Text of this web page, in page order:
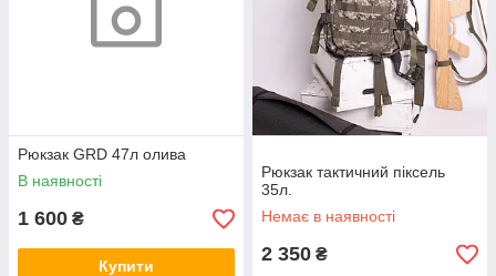
Рюкзак GRD 47л олива
В наявності
1 600 ₴
Купити
Рюкзак тактичний піксель
35л.
Немає в наявності
2 350 ₴